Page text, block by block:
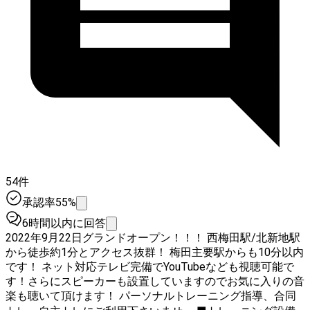
54件
承認率55%
6時間以内に回答
2022年9月22日グランドオープン！！！ 西梅田駅/北新地駅
から徒歩約1分とアクセス抜群！ 梅田主要駅からも10分以内
です！ ネット対応テレビ完備でYouTubeなども視聴可能で
す！さらにスピーカーも設置していますのでお気に入りの音
楽も聴いて頂けます！ パーソナルトレーニング指導、合同